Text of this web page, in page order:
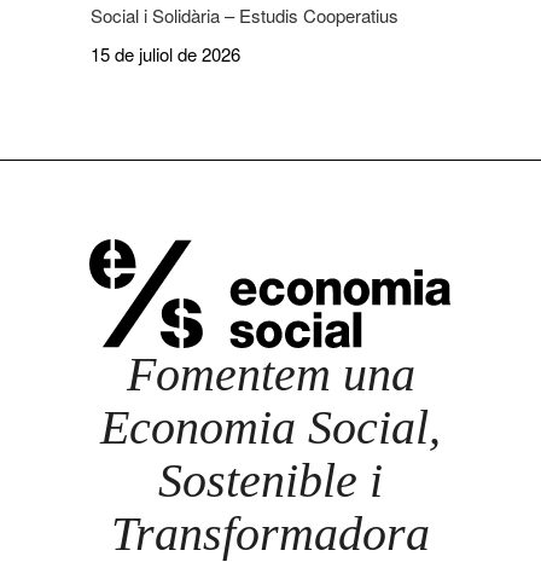
Social i Solidària – Estudis Cooperatius
15 de juliol de 2026
Fomentem una
Economia Social,
Sostenible i
Transformadora